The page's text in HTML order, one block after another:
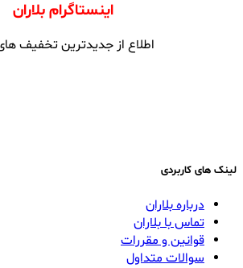
اینستاگرام بلاران
اطلاع از جدیدترین تخفیف
لینک های کاربردی
درباره بلاران
تماس با بلاران
قوانین و مقررات
سوالات متداول